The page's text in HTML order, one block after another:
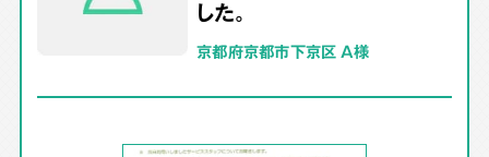
した。
京都府京都市下京区 A様